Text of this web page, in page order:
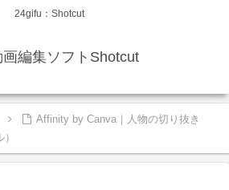
24gifu：Shotcut
編集ソフトShotcut
Affinity by Canva｜人物の切り抜き